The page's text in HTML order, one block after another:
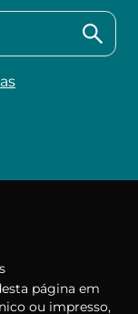
página em
ou impresso,